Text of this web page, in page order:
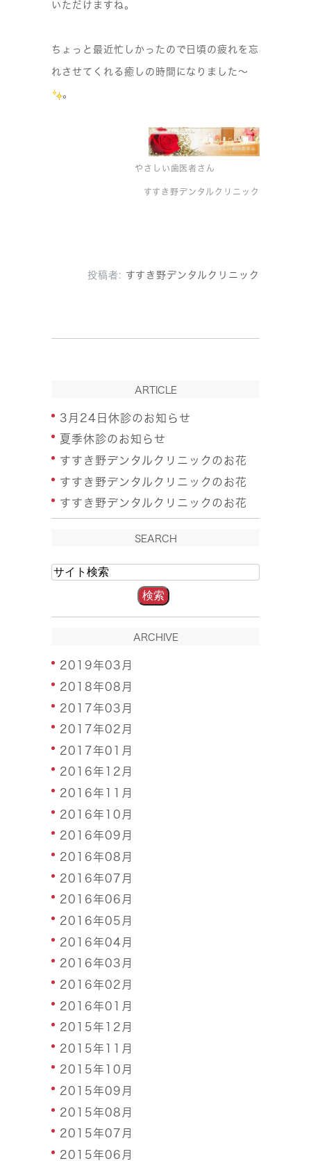
いただけますね。
ちょっと最近忙しかったので日頃の疲れを忘
れさせてくれる癒しの時間になりました〜
。
やさしい歯医者さん
すすき野デンタルクリニック
投稿者: すすき野デンタルクリニック
ARTICLE
3月24日休診のお知らせ
夏季休診のお知らせ
すすき野デンタルクリニックのお花
すすき野デンタルクリニックのお花
すすき野デンタルクリニックのお花
SEARCH
ARCHIVE
2019年03月
2018年08月
2017年03月
2017年02月
2017年01月
2016年12月
2016年11月
2016年10月
2016年09月
2016年08月
2016年07月
2016年06月
2016年05月
2016年04月
2016年03月
2016年02月
2016年01月
2015年12月
2015年11月
2015年10月
2015年09月
2015年08月
2015年07月
2015年06月